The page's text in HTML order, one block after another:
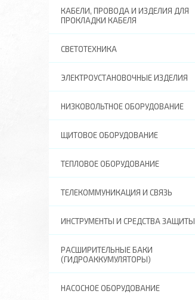
КАБЕЛИ, ПРОВОДА И ИЗДЕЛИЯ ДЛЯ
ПРОКЛАДКИ КАБЕЛЯ
СВЕТОТЕХНИКА
ЭЛЕКТРОУСТАНОВОЧНЫЕ ИЗДЕЛИЯ
НИЗКОВОЛЬТНОЕ ОБОРУДОВАНИЕ
ЩИТОВОЕ ОБОРУДОВАНИЕ
ТЕПЛОВОЕ ОБОРУДОВАНИЕ
ТЕЛЕКОММУНИКАЦИЯ И СВЯЗЬ
ИНСТРУМЕНТЫ И СРЕДСТВА ЗАЩИТЫ
РАСШИРИТЕЛЬНЫЕ БАКИ
(ГИДРОАККУМУЛЯТОРЫ)
НАСОСНОЕ ОБОРУДОВАНИЕ